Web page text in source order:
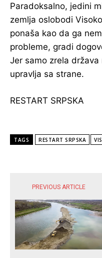
Paradoksalno, jedini
zemlja oslobodi
ponaša kao da ga
probleme, gradi
Jer samo zrela
upravlja sa strane.
RESTART SRPSKA
TAGS RESTART SRPSKA
PREVIOUS ARTICLE